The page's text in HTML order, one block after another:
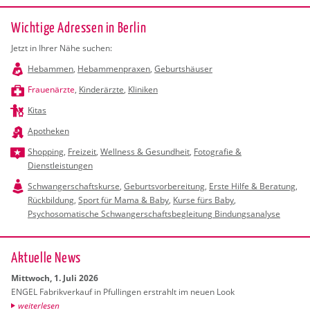
Wichtige Adressen in Berlin
Jetzt in Ihrer Nähe suchen:
Hebammen, Hebammenpraxen, Geburtshäuser
Frauenärzte, Kinderärzte, Kliniken
Kitas
Apotheken
Shopping, Freizeit, Wellness & Gesundheit, Fotografie &
Dienstleistungen
Schwangerschaftskurse, Geburtsvorbereitung, Erste Hilfe & Beratung,
Rückbildung, Sport für Mama & Baby, Kurse fürs Baby,
Psychosomatische Schwangerschaftsbegleitung Bindungsanalyse
Ak­tu­el­le News
Mitt­woch, 1. Juli 2026
ENGEL Fa­brik­ver­kauf in Pful­lin­gen er­strahlt im neuen Look
wei­ter­le­sen